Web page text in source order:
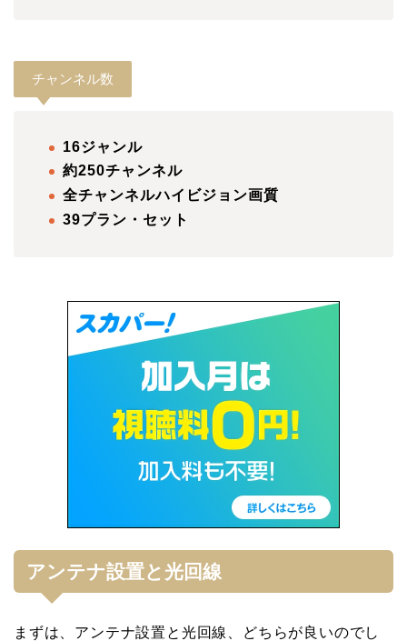
チャンネル数
16ジャンル
約250チャンネル
全チャンネルハイビジョン画質
39プラン・セット
アンテナ設置と光回線
まずは、アンテナ設置と光回線、どちらが良いのでし